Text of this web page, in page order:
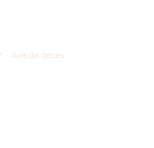
Avis de décès